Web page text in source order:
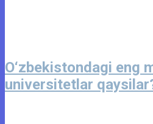
O‘zbekistondagi eng
universitetlar